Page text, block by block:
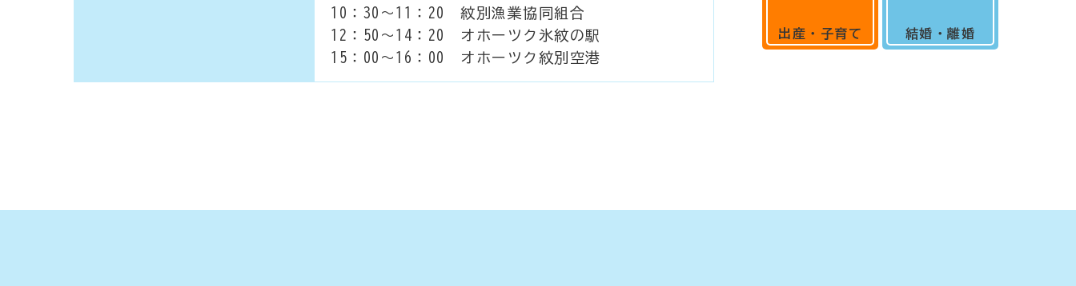
10：30～11：20 紋別漁業協同組合
12：50～14：20 オホーツク氷紋の駅
15：00～16：00 オホーツク紋別空港
出産・子育て 結婚・離婚